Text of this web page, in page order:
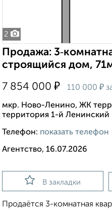
2
Продажа:
строящийся дом,
7 854 000 ₽ 110 000 ₽
мкр. Ново-Ленино, ЖК
территория 1-й Ленинский
Телефон: показать телефон
Агентство, 16.07.2026
В закладки
Продаётся 3-комнатная